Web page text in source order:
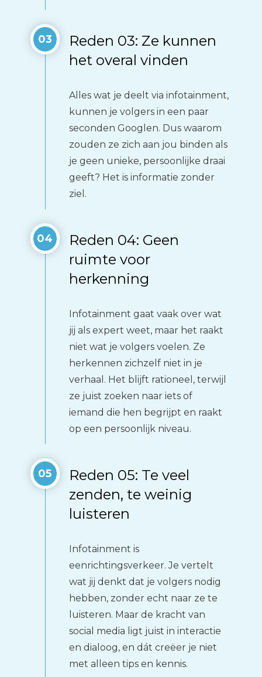
03
Reden 03: Ze kunnen
het overal vinden
Alles wat je deelt via infotainment,
kunnen je volgers in een paar
seconden Googlen. Dus waarom
zouden ze zich aan jou binden als
je geen unieke, persoonlijke draai
geeft? Het is informatie zonder
ziel.
04
Reden 04: Geen
ruimte voor
herkenning
Infotainment gaat vaak over wat
jij als expert weet, maar het raakt
niet wat je volgers voelen. Ze
herkennen zichzelf niet in je
verhaal. Het blijft rationeel, terwijl
ze juist zoeken naar iets of
iemand die hen begrijpt en raakt
op een persoonlijk niveau.
05
Reden 05: Te veel
zenden, te weinig
luisteren
Infotainment is
eenrichtingsverkeer. Je vertelt
wat jij denkt dat je volgers nodig
hebben, zonder echt naar ze te
luisteren. Maar de kracht van
social media ligt juist in interactie
en dialoog, en dát creëer je niet
met alleen tips en kennis.